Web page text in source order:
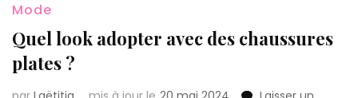
Mode
Quel look adopter avec des chaussures
plates ?